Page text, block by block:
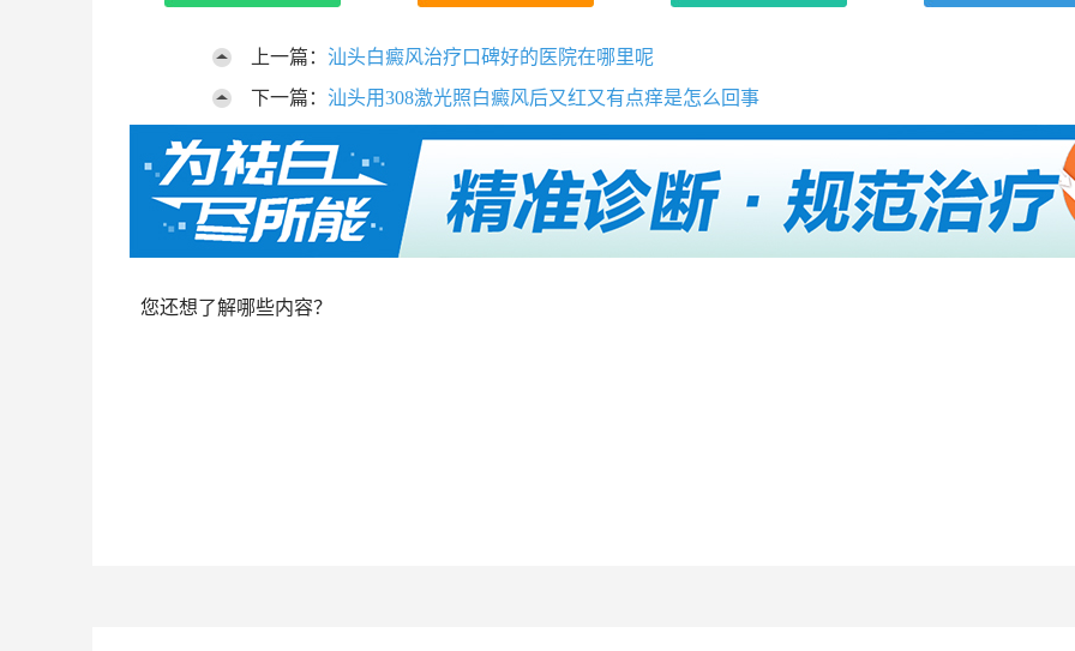
上一篇： 汕头白癜风治疗口碑好的医院在哪里呢
下一篇： 汕头用308激光照白癜风后又红又有点痒是怎么回事
您还想了解哪些内容？